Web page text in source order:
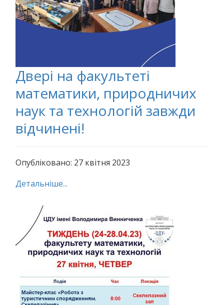
Двері на факультеті
математики, природничих
наук та технологій завжди
відчинені!
Опубліковано: 27 квітня 2023
Детальніше...